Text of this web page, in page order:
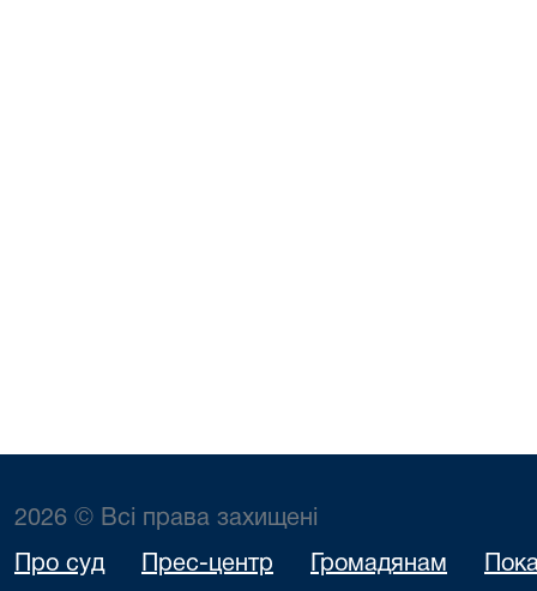
2026 © Всі права захищені
Про суд Прес-центр Громадянам